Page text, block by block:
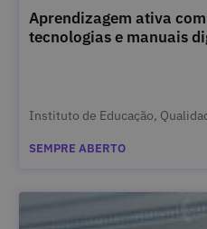
Aprendizagem ativa
tecnologias e manuais
Instituto de Educação,
SEMPRE ABERTO